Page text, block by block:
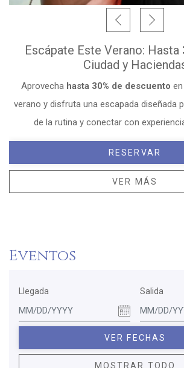
Escápate Este Verano: Hasta
Ciudad y
Aprovecha hasta 30% de descuento
verano y disfruta una escapada diseñada
de la rutina y conectar con
gastronomía excepcional y el confort
RESERVAR
OPENS IN
VER MÁS
Eventos
Llegada Salida
VER FECHAS
MOSTRAR TODO